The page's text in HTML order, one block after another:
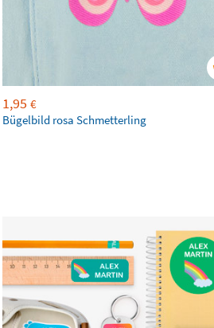
1,95 €
Bügelbild rosa Schmetterling